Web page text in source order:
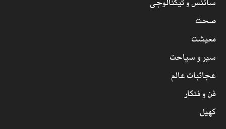
سائنس و ٹیکنالوجی
صحت
معیشت
سیر و سیاحت
عجائبات عالم
فن و فنکار
کھیل